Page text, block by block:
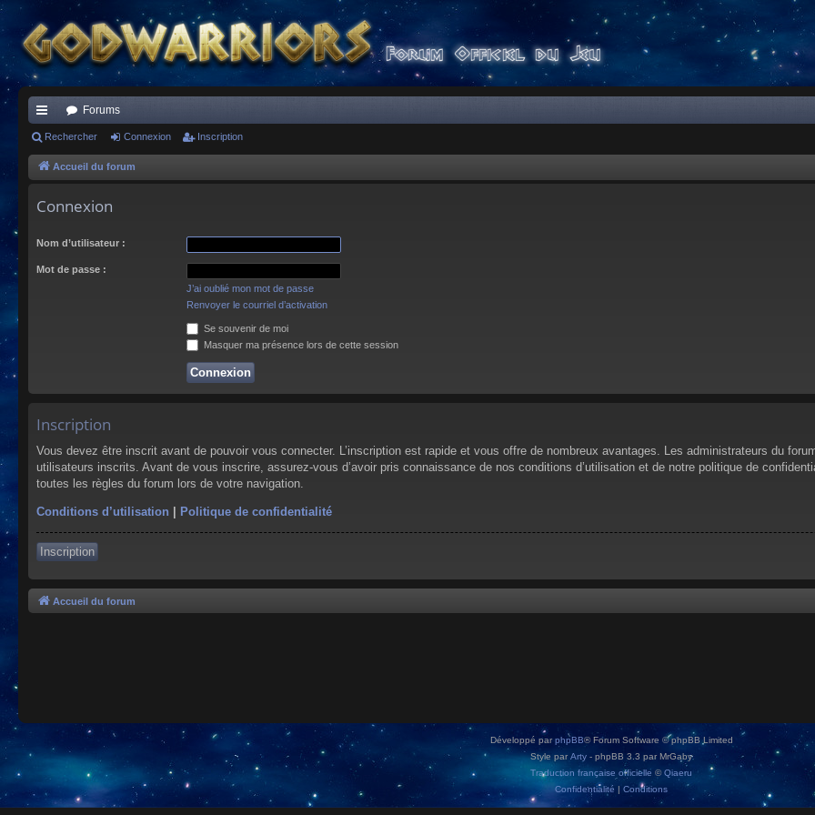
ac
co
s
Forums
Rechercher Connexion Inscription
Accueil du forum
Connexion
Nom d’utilisateur :
Mot de passe :
J’ai oublié mon mot de passe
Renvoyer le courriel d’activation
Se souvenir de moi
Masquer ma présence lors de cette session
Inscription
Vous devez être inscrit avant de pouvoir vous connecter. L’inscription est rapide et vous offre de nombreux avantages. Les administrateurs du
utilisateurs inscrits. Avant de vous inscrire, assurez-vous d’avoir pris connaissance de nos conditions d’utilisation et de notre politique de
toutes les règles du forum lors de votre navigation.
Conditions d’utilisation | Politique de confidentialité
Inscription
Accueil du forum
Développé parphpBB® Forum Software © phpBB Limited
Style par Arty - phpBB 3.3 par MrGaby
Traduction française officielle ©Qiaeru
Confidentialité | Conditions